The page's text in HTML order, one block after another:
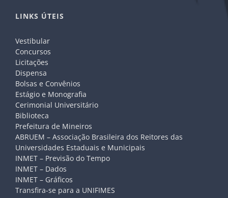
LINKS ÚTEIS
Vestibular
Concursos
Licitações
Dispensa
Bolsas e Convênios
Estágio e Monografia
Cerimonial Universitário
Biblioteca
Prefeitura de Mineiros
ABRUEM – Associação Brasileira dos Reitores das
Universidades Estaduais e Municipais
INMET – Previsão do Tempo
INMET – Dados
INMET – Gráficos
Transfira-se para a UNIFIMES